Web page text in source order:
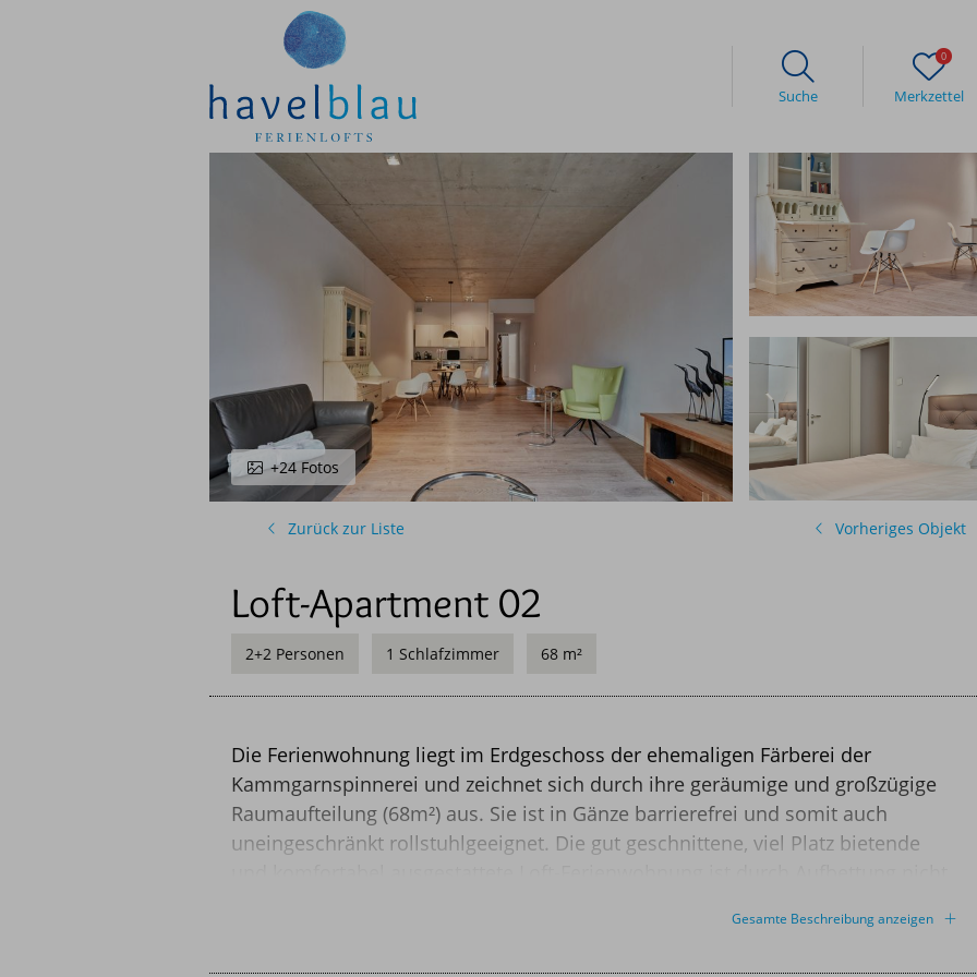
Suche
0
Merkzettel
Ferienlofts
Suchen & Buchen
Urlaub mit Hund
Firmen & Geschäftsreisende
Kurz mal weg
Angebote
Workshops & Meetings
havelblau FREUNDESKREIS
Gästeinfos
Anreise
Ab in den Garten
Erlebnisse bei havelblau
Aktivitäten in der Stadt
Kulinarische Genüsse
Wir
+24 Fotos
Zurück zur Liste Vorheriges Objekt
Loft-Apartment 02
2+2 Personen 1 Schlafzimmer 68 m²
Fotos Ausstattung Lage Bewertung
Die Ferienwohnung liegt im Erdgeschoss der ehemaligen Färberei der
Kammgarnspinnerei und zeichnet sich durch ihre geräumige und großzügige
Raumaufteilung (68m²) aus. Sie ist in Gänze barrierefrei und somit auch
uneingeschränkt rollstuhlgeeignet. Die gut geschnittene, viel Platz bietende
Kinderreisebetten und Hochstühlen ist nach Vorbestellung jederzeit möglich.
Gesamte Beschreibung anzeigen